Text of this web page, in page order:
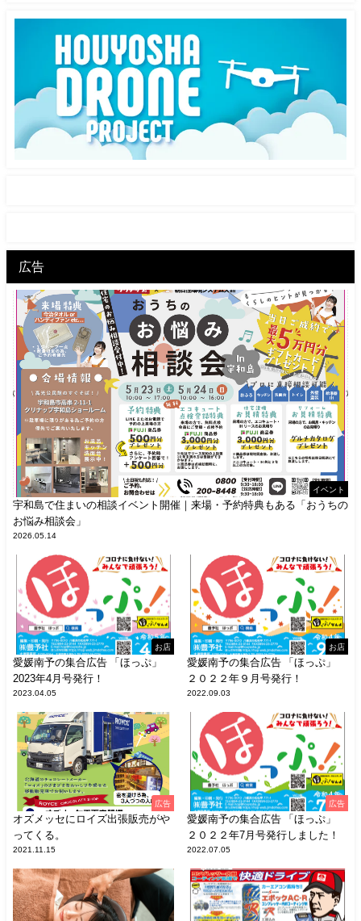
広告
イベント
宇和島で住まいの相談イベント開催｜来場・予約特典もある「おうちの
お悩み相談会」
2026.05.14
お店
愛媛南予の集合広告 「ほっぷ」
2023年4月号発行！
2023.04.05
お店
愛媛南予の集合広告 「ほっぷ」
２０２２年９月号発行！
2022.09.03
広告
オズメッセにロイズ出張販売がや
ってくる。
2021.11.15
広告
愛媛南予の集合広告 「ほっぷ」
２０２２年7月号発行しました！
2022.07.05